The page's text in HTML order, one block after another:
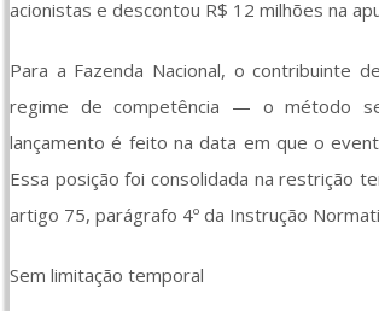
acionistas e descontou R$ 12 milhões na
Para a Fazenda Nacional, o contribuinte
regime de competência — o método
lançamento é feito na data em que o
Essa posição foi consolidada na restrição
artigo 75, parágrafo 4º da Instrução
Sem limitação temporal